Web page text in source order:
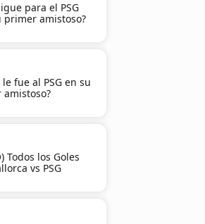
para el PSG
primer amistoso?
le fue al PSG en su
Todos los Goles
vs PSG